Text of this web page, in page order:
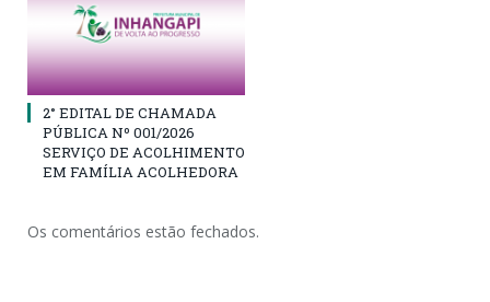
2° EDITAL DE CHAMADA
PÚBLICA Nº 001/2026
SERVIÇO DE ACOLHIMENTO
EM FAMÍLIA ACOLHEDORA
Os comentários estão fechados.